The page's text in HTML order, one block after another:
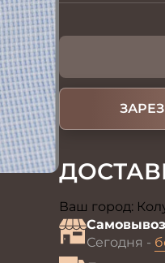
Ваш город:
Самовывоз
Сегодня -